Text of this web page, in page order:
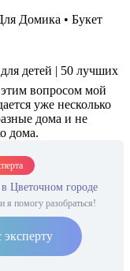
детей | 50 лучших
вопросом мой
уже несколько
дома и не
дома.
Цветочном городе
я помогу разобраться!
эксперту